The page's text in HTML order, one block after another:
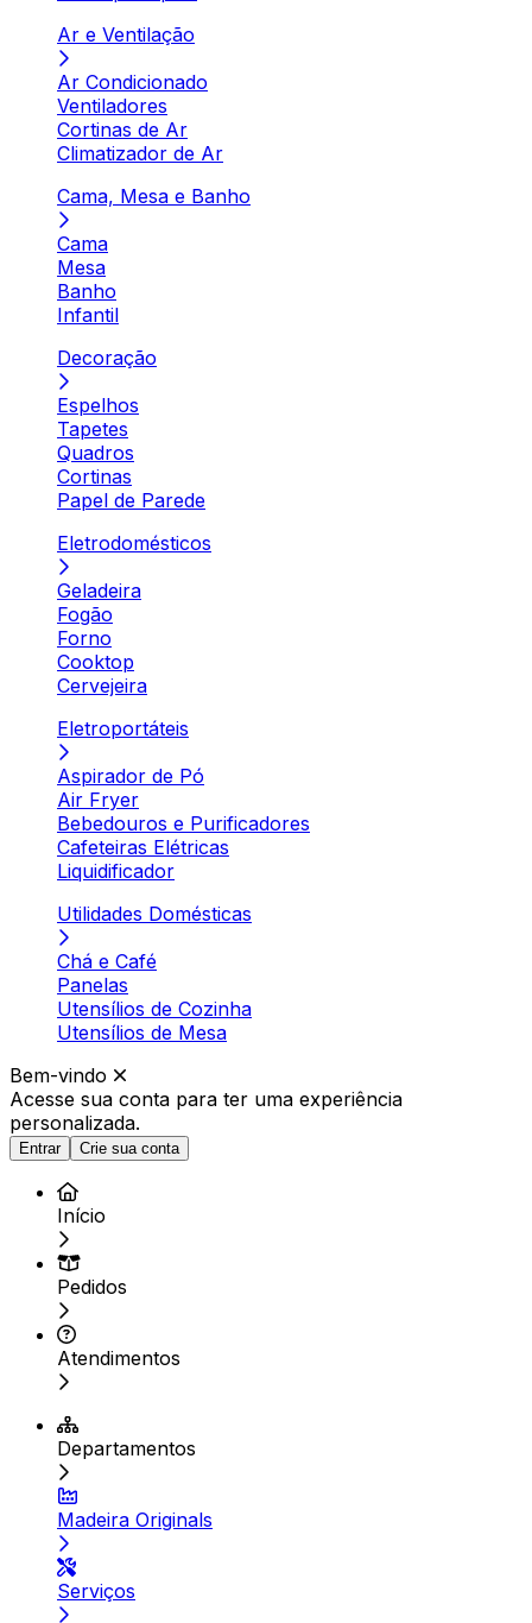
Ar e Ventilação
Ar Condicionado
Ventiladores
Cortinas de Ar
Climatizador de Ar
Cama, Mesa e Banho
Cama
Mesa
Banho
Infantil
Decoração
Espelhos
Tapetes
Quadros
Cortinas
Papel de Parede
Eletrodomésticos
Geladeira
Fogão
Forno
Cooktop
Cervejeira
Eletroportáteis
Aspirador de Pó
Air Fryer
Bebedouros e Purificadores
Cafeteiras Elétricas
Liquidificador
Utilidades Domésticas
Chá e Café
Panelas
Utensílios de Cozinha
Utensílios de Mesa
Bem-vindo
Acesse sua conta para ter uma experiência
personalizada.
Entrar Crie sua conta
Início
Pedidos
Atendimentos
Departamentos
Madeira Originals
Serviços